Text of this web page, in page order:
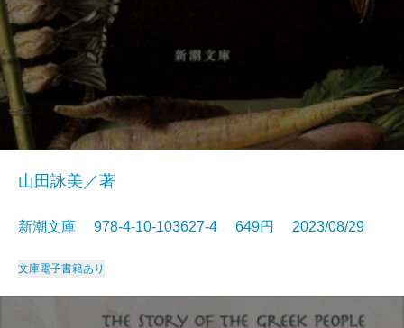
山田詠美／著
新潮文庫 978-4-10-103627-4 649円 2023/08/29
文庫電子書籍あり